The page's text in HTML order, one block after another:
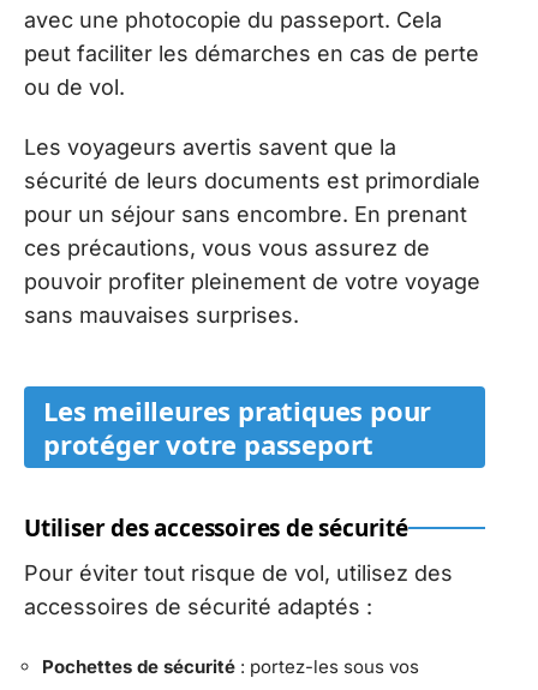
avec une photocopie du passeport. Cela
peut faciliter les démarches en cas de perte
ou de vol.
Les voyageurs avertis savent que la
sécurité de leurs documents est primordiale
pour un séjour sans encombre. En prenant
ces précautions, vous vous assurez de
pouvoir profiter pleinement de votre voyage
sans mauvaises surprises.
Les meilleures pratiques pour
protéger votre passeport
Utiliser des accessoires de sécurité
Pour éviter tout risque de vol, utilisez des
accessoires de sécurité adaptés :
Pochettes de sécurité : portez-les sous vos